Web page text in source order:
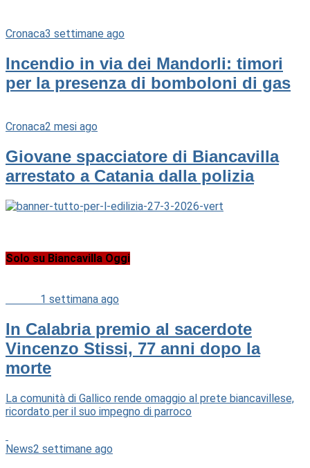
Cronaca3 settimane ago
Incendio in via dei Mandorli: timori
per la presenza di bomboloni di gas
Cronaca2 mesi ago
Giovane spacciatore di Biancavilla
arrestato a Catania dalla polizia
Solo su Biancavilla Oggi
1 settimana ago
In Calabria premio al sacerdote
Vincenzo Stissi, 77 anni dopo la
morte
La comunità di Gallico rende omaggio al prete biancavillese,
ricordato per il suo impegno di parroco
News2 settimane ago